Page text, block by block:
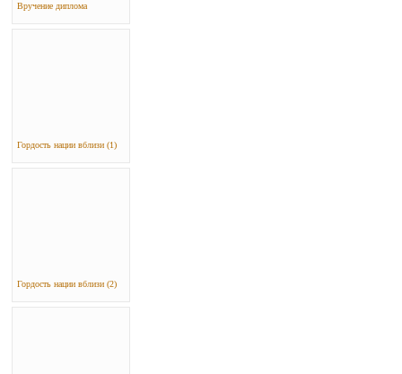
Вручение диплома
Гордость нации вблизи (1)
Гордость нации вблизи (2)